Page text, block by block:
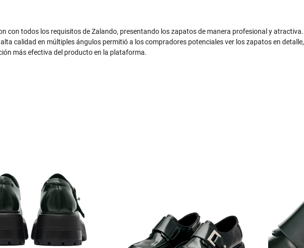
con todos los requisitos de Zalando, presentando los zapatos de manera profesional y atractiva.
calidad en múltiples ángulos permitió a los compradores potenciales ver los zapatos en detalle,
más efectiva del producto en la plataforma.